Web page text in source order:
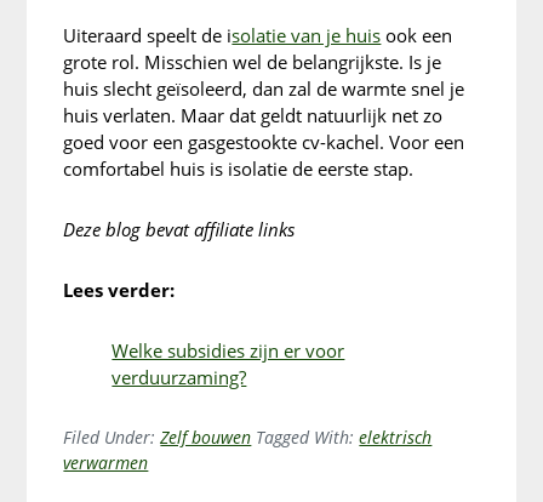
Uiteraard speelt de isolatie van je huis ook een
grote rol. Misschien wel de belangrijkste. Is je
huis slecht geïsoleerd, dan zal de warmte snel je
huis verlaten. Maar dat geldt natuurlijk net zo
goed voor een gasgestookte cv-kachel. Voor een
comfortabel huis is isolatie de eerste stap.
Deze blog bevat affiliate links
Lees verder:
Welke subsidies zijn er voor
verduurzaming?
Filed Under:Zelf bouwen Tagged With:elektrisch
verwarmen